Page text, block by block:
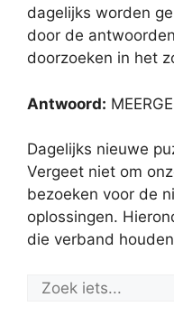
dagelijks worden
door de
doorzoeken in het
Antwoord:
Dagelijks nieuwe
Vergeet niet om
bezoeken voor de
oplossingen.
die verband